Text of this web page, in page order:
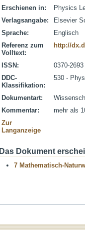
Erschienen in:
Physics
Verlagsangabe:
Elsevier
Sprache:
Englisch
Referenz zum
Volltext:
http://
ISSN:
0370-2693
DDC-
Klassifikation:
530 -
Dokumentart:
Kommentar:
mehr als
Zur
Langanzeige
Das Dokument
7 Mathematisch-